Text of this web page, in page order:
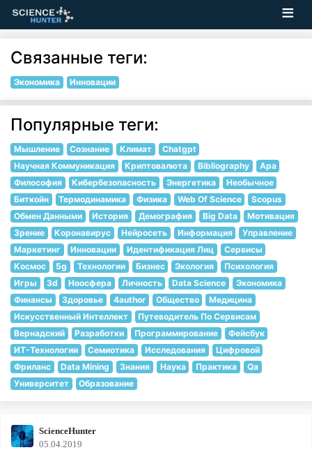
ScienceHunter
05.04.2019
Связанные теги:
Экономика Инновации
Популярные теги:
Мышление Сознание Климат
Chatgpt
Научная Коммуникация
Криптовалюта Bibliography
Apa
Философия
Кибербезопасность Энергетика
Необычное
Биткойн
Термодинамика Физика Web Of Science
Scopus
Обмен Данными
История Демография Big Data
Мотивация
Зрение
Коронавирус Нейросеть Информация
Управление
Маркетинг
Инновации Идентификация Лиц
Сервисы
Космос
5g Технологии Бизнес Экология
Психология
Игры
3d Ноосфера Личность Data Science
Экономика
Финансы
Здоровье 4author Общество
Медицина
Искусственный Интеллект
Путеводитель По Сервисам
Вернадский
Разработки Программирование
Фейсбук
ИТ-Технологии
Семиотика Исследования
Цифровой
Фриланс
Data Mining Знания Наука Практика
Qa
Университет
Образование